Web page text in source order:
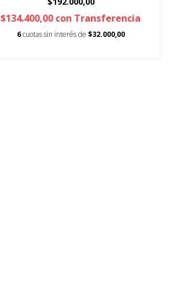
$134.400,00 con Transferencia
6cuotas sin interés de $32.000,00